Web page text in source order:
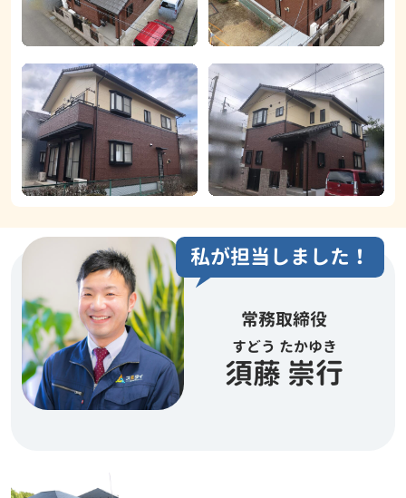
私が担当しました！
常務取締役
すどう たかゆき
須藤 崇行